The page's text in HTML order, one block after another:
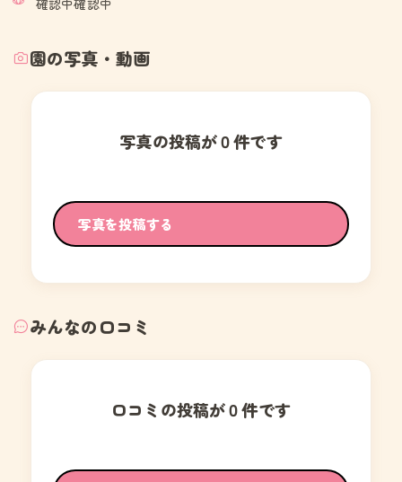
確認中確認中
園の写真・動画
写真の投稿が０件です
写真を投稿する
みんなの口コミ
口コミの投稿が０件です